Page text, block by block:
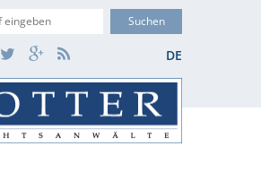
DE
TwitterGoogle+
RSS